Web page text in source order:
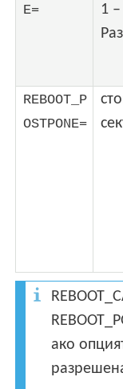
E=
1 –
REBOOT_P
OSTPONE=
ако